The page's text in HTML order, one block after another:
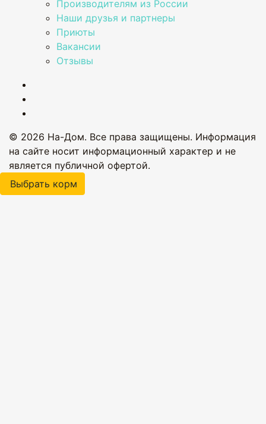
Производителям из России
Наши друзья и партнеры
Приюты
Вакансии
Отзывы
© 2026 На-Дом. Все права защищены. Информация
на сайте носит информационный характер и не
является публичной офертой.
Выбрать корм